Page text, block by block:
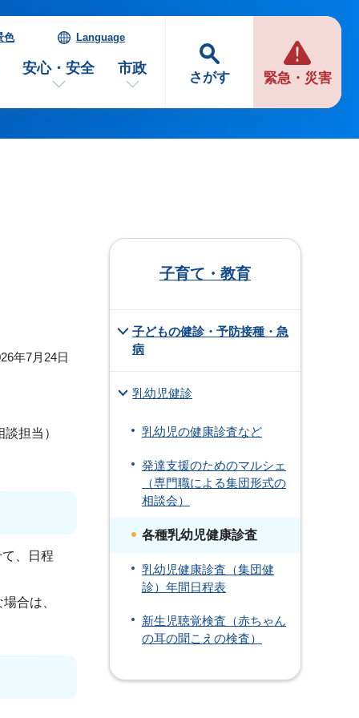
さがす 緊急・災害
色 Language
安心・安全 市政
年7月24日
担当）
、日程
合は、
子育て・教育
子どもの健診・予防接種・急
病
乳幼児健診
乳幼児の健康診査など
発達支援のためのマルシェ
（専門職による集団形式の
相談会）
各種乳幼児健康診査
乳幼児健康診査（集団健
診）年間日程表
新生児聴覚検査（赤ちゃん
の耳の聞こえの検査）